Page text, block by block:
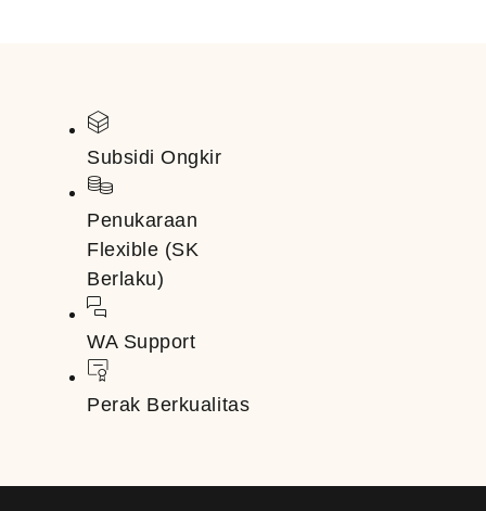
Subsidi Ongkir
Penukaraan
Flexible (SK
Berlaku)
WA Support
Perak Berkualitas